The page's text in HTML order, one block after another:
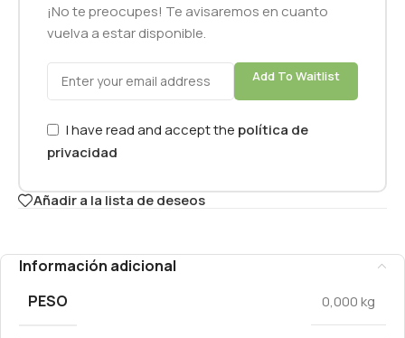
¡No te preocupes! Te avisaremos en cuanto
vuelva a estar disponible.
Add To Waitlist
I have read and accept the política de
privacidad
Añadir a la lista de deseos
Información adicional
PESO
0,000 kg